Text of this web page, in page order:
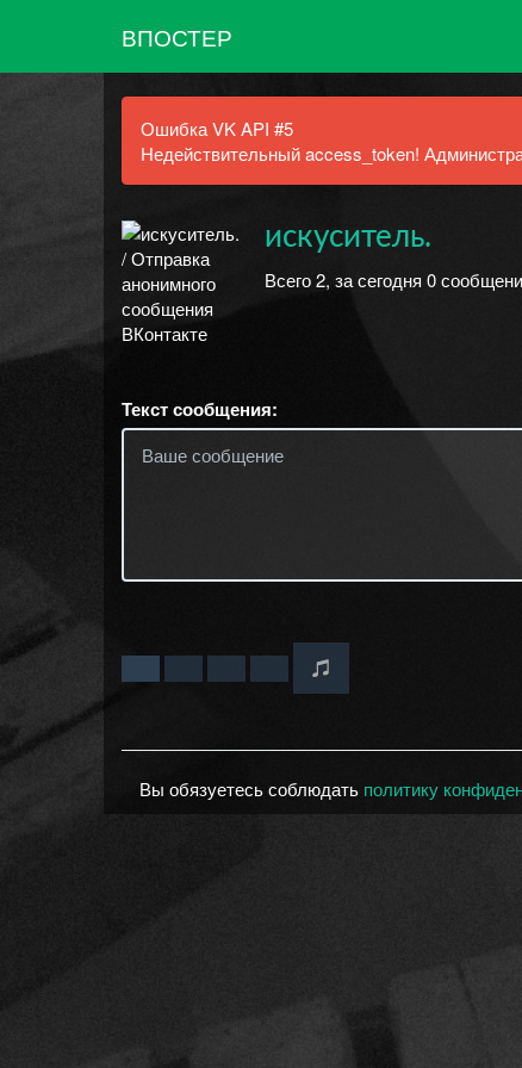
ВПОСТЕР
Ошибка VK API #5
Недействительный access_token!
искуситель.
Всего 2, за сегодня 0
Текст сообщения:
Вы обязуетесь соблюдать политику